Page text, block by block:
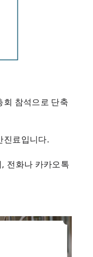
참석으로 단축
진료입니다.
전화나 카카오톡